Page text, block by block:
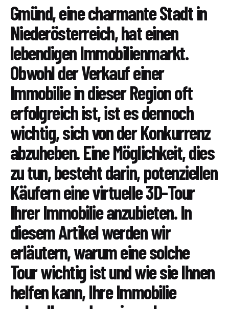
Gmünd, eine charmante Stadt in
Niederösterreich, hat einen
lebendigen Immobilienmarkt.
Obwohl der Verkauf einer
Immobilie in dieser Region oft
erfolgreich ist, ist es dennoch
wichtig, sich von der Konkurrenz
abzuheben. Eine Möglichkeit, dies
zu tun, besteht darin, potenziellen
Käufern eine virtuelle 3D-Tour
Ihrer Immobilie anzubieten. In
diesem Artikel werden wir
erläutern, warum eine solche
Tour wichtig ist und wie sie Ihnen
helfen kann, Ihre Immobilie